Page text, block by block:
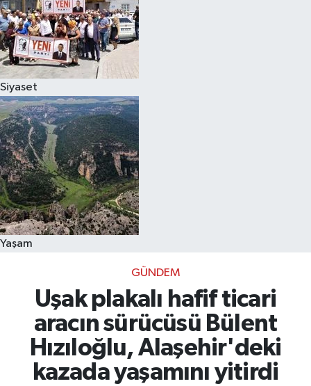
Siyaset
Yaşam
GÜNDEM
Uşak plakalı hafif ticari
aracın sürücüsü Bülent
Hızıloğlu, Alaşehir'deki
kazada yaşamını yitirdi